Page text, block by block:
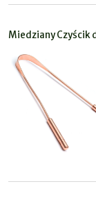
Miedziany Czyścik